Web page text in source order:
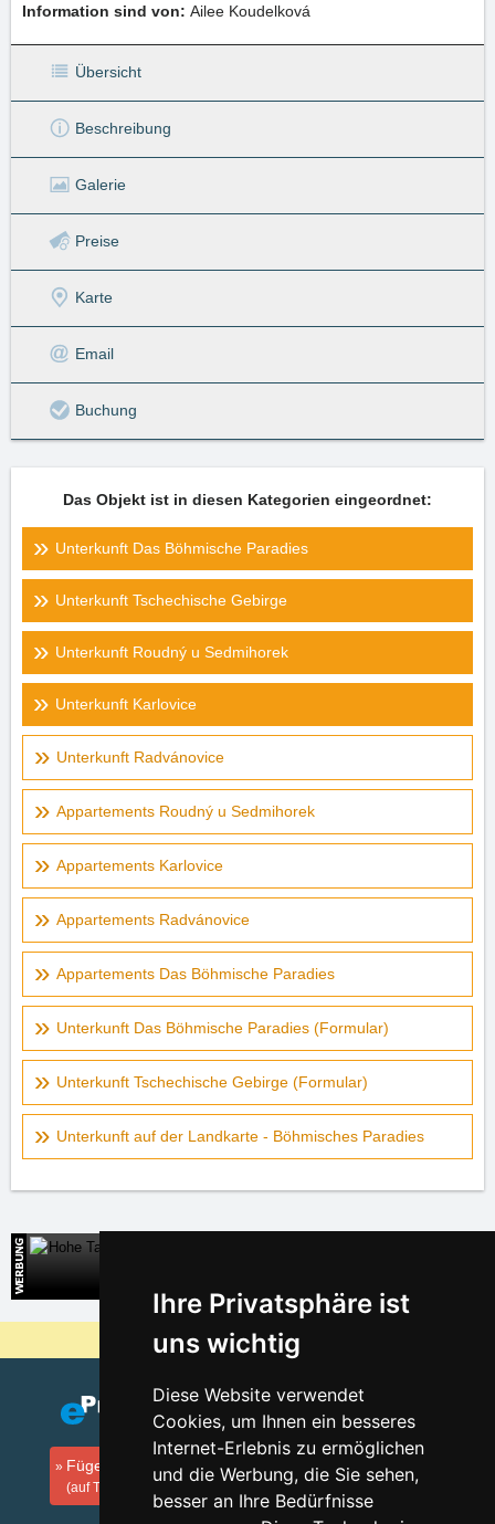
Ihre Privatsphäre ist
uns wichtig
Diese Website verwendet
Cookies, um Ihnen ein besseres
Internet-Erlebnis zu ermöglichen
und die Werbung, die Sie sehen,
besser an Ihre Bedürfnisse
Information sind von: Ailee Koudelková
Übersicht
Beschreibung
Galerie
Preise
Karte
Email
Buchung
Das Objekt ist in diesen Kategorien eingeordnet:
Unterkunft Das Böhmische Paradies
Unterkunft Tschechische Gebirge
Unterkunft Roudný u Sedmihorek
Unterkunft Karlovice
Unterkunft Radvánovice
Appartements Roudný u Sedmihorek
Appartements Karlovice
Appartements Radvánovice
Appartements Das Böhmische Paradies
Unterkunft Das Böhmische Paradies (Formular)
Unterkunft Tschechische Gebirge (Formular)
Unterkunft auf der Landkarte - Böhmisches Paradies
Warum sind unsere Server am billigsten?
Fügen Sie Ihre Unterkunft hinzu
(auf Tschechisch)